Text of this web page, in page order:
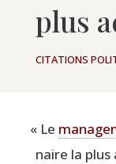
plus
CITATIONS
« Le
naire la plus